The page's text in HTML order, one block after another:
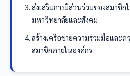
ส่งเสริมการมีส่วนร่วมของสมาชิ
มหาวิทยาลัยและสังคม
สร้างเครือข่ายความร่วมมือและค
สมาชิกภายในองค์กร